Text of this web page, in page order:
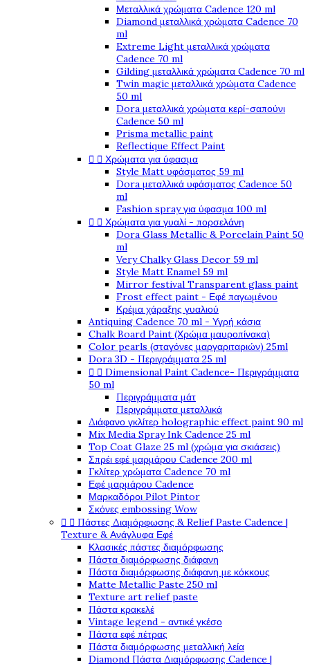
Μεταλλικά χρώματα Cadence 120 ml
Diamond μεταλλικά χρώματα Cadence 70
ml
Extreme Light μεταλλικά χρώματα
Cadence 70 ml
Gilding μεταλλικά χρώματα Cadence 70 ml
Twin magic μεταλλικά χρώματα Cadence
50 ml
Dora μεταλλικά χρώματα κερί-σαπούνι
Cadence 50 ml
Prisma metallic paint
Reflectique Effect Paint
  Χρώματα για ύφασμα
Style Matt υφάσματος 59 ml
Dora μεταλλικά υφάσματος Cadence 50
ml
Fashion spray για ύφασμα 100 ml
  Χρώματα για γυαλί - πορσελάνη
Dora Glass Metallic & Porcelain Paint 50
ml
Very Chalky Glass Decor 59 ml
Style Matt Enamel 59 ml
Mirror festival Transparent glass paint
Frost effect paint - Εφέ παγωμένου
Κρέμα χάραξης γυαλιού
Antiquing Cadence 70 ml - Υγρή κάσια
Chalk Board Paint (Χρώμα μαυροπίνακα)
Color pearls (σταγόνες μαργαριταριών) 25ml
Dora 3D - Περιγράμματα 25 ml
  Dimensional Paint Cadence- Περιγράμματα
50 ml
Περιγράμματα μάτ
Περιγράμματα μεταλλικά
Διάφανο γκλίτερ holographic effect paint 90 ml
Mix Media Spray Ink Cadence 25 ml
Top Coat Glaze 25 ml (χρώμα για σκιάσεις)
Σπρέι εφέ μαρμάρου Cadence 200 ml
Γκλίτερ χρώματα Cadence 70 ml
Εφέ μαρμάρου Cadence
Μαρκαδόροι Pilot Pintor
Σκόνες embossing Wow
  Πάστες Διαμόρφωσης & Relief Paste Cadence |
Texture & Ανάγλυφα Εφέ
Κλασικές πάστες διαμόρφωσης
Πάστα διαμόρφωσης διάφανη
Πάστα διαμόρφωσης διάφανη με κόκκους
Matte Metallic Paste 250 ml
Texture art relief paste
Πάστα κρακελέ
Vintage legend - αντικέ γκέσο
Πάστα εφέ πέτρας
Πάστα διαμόρφωσης μεταλλική λεία
Diamond Πάστα Διαμόρφωσης Cadence |